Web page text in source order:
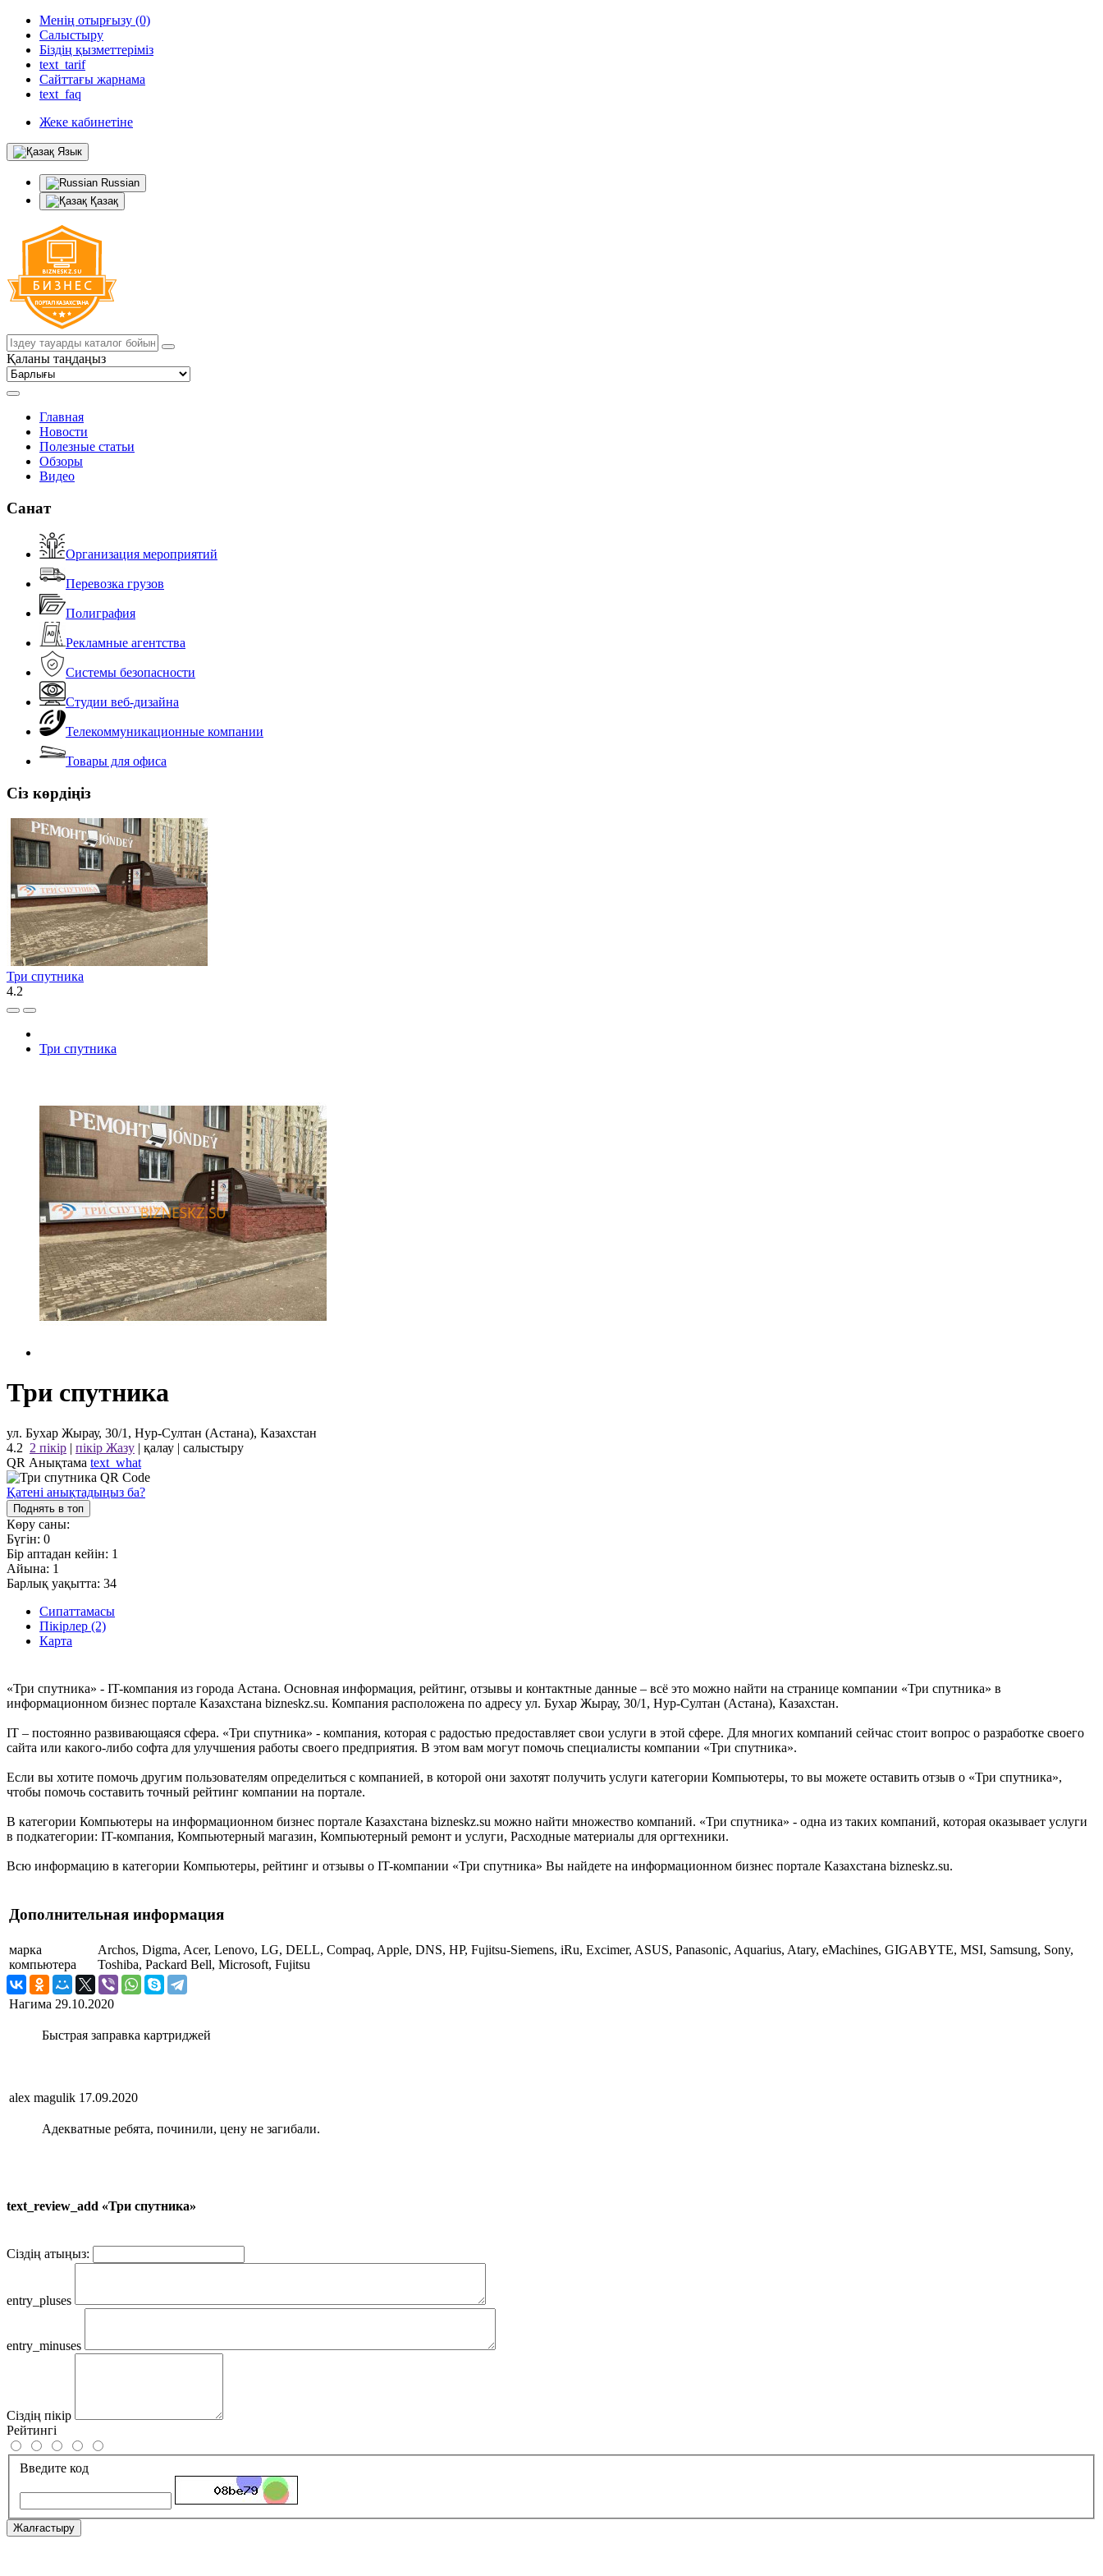
Менің отырғызу (0)
Салыстыру
Біздің қызметтеріміз
text_tarif
Сайттағы жарнама
text_faq
Жеке кабинетіне
Язык
Russian
Қазақ
Қаланы таңдаңыз
Главная
Новости
Полезные статьи
Обзоры
Видео
Санат
Организация мероприятий
Перевозка грузов
Полиграфия
Рекламные агентства
Системы безопасности
Студии веб-дизайна
Телекоммуникационные компании
Товары для офиса
Сіз көрдіңіз
Три спутника
4.2
Три спутника
Три спутника
ул. Бухар Жырау, 30/1, Нур-Султан (Астана), Казахстан
4.2 2 пікір | пікір Жазу | қалау | салыстыру
QR Анықтама text_what
Қатені анықтадыңыз ба?
Поднять в топ
Көру саны:
Бүгін: 0
Бір аптадан кейін: 1
Айына: 1
Барлық уақытта: 34
Сипаттамасы
Пікірлер (2)
Карта
«Три спутника» - IT-компания из города Астана. Основная информация, рейтинг, отзывы и контактные данные – всё это можно найти на странице компании «Три спутника» в
информационном бизнес портале Казахстана bizneskz.su. Компания расположена по адресу ул. Бухар Жырау, 30/1, Нур-Султан (Астана), Казахстан.
IT – постоянно развивающаяся сфера. «Три спутника» - компания, которая с радостью предоставляет свои услуги в этой сфере. Для многих компаний сейчас стоит вопрос о разработке своего
сайта или какого-либо софта для улучшения работы своего предприятия. В этом вам могут помочь специалисты компании «Три спутника».
Если вы хотите помочь другим пользователям определиться с компанией, в которой они захотят получить услуги категории Компьютеры, то вы можете оставить отзыв о «Три спутника»,
чтобы помочь составить точный рейтинг компании на портале.
В категории Компьютеры на информационном бизнес портале Казахстана bizneskz.su можно найти множество компаний. «Три спутника» - одна из таких компаний, которая оказывает услуги
в подкатегории: IT-компания, Компьютерный магазин, Компьютерный ремонт и услуги, Расходные материалы для оргтехники.
Всю информацию в категории Компьютеры, рейтинг и отзывы о IT-компании «Три спутника» Вы найдете на информационном бизнес портале Казахстана bizneskz.su.
Дополнительная информация
марка
компьютера
Archos, Digma, Acer, Lenovo, LG, DELL, Compaq, Apple, DNS, HP, Fujitsu-Siemens, iRu, Excimer, ASUS, Panasonic, Aquarius, Atary, eMachines, GIGABYTE, MSI, Samsung, Sony,
Toshiba, Packard Bell, Microsoft, Fujitsu
Нагима 29.10.2020
Быстрая заправка картриджей
alex magulik 17.09.2020
Адекватные ребята, починили, цену не загибали.
text_review_add «Три спутника»
Сіздің атыңыз:
entry_pluses
entry_minuses
Сіздің пікір
Рейтингі
Введите код
Жалғастыру